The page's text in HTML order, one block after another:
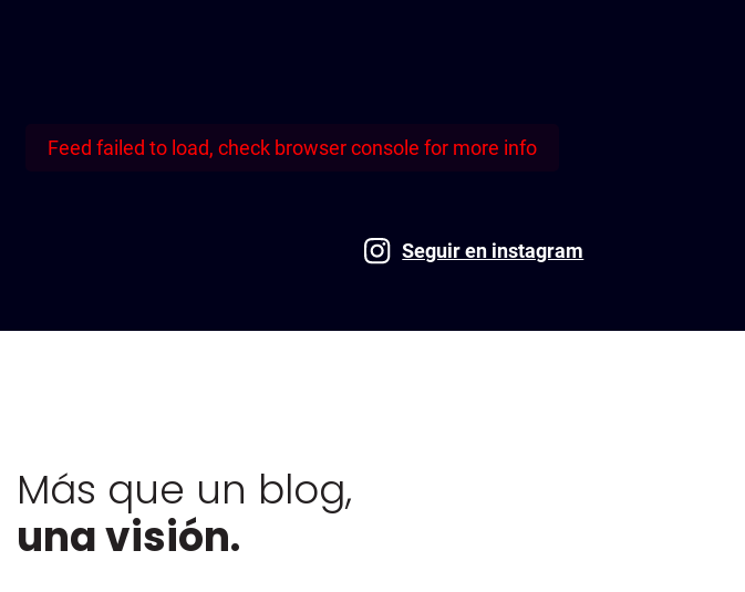
Feed failed to load, check browser console for more info
Seguir en instagram
Más que un blog,
una visión.